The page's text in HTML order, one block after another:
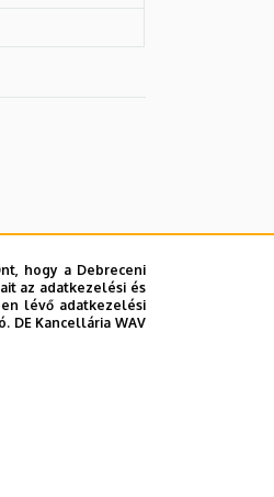
hogy a Debreceni
az adatkezelési és
lévő adatkezelési
DE Kancellária WAV